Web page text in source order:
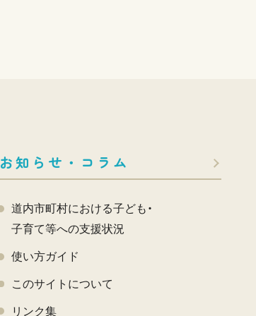
お知らせ・コラム
道内市町村における子ども・
子育て等への支援状況
使い方ガイド
このサイトについて
リンク集